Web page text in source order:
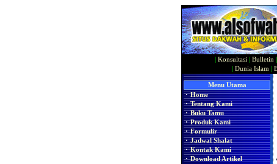
Konsultasi Bulletin
Dunia Islam
Menu Utama
· Home
· Tentang Kami
· Buku Tamu
· Produk Kami
· Formulir
· Jadwal Shalat
· Kontak Kami
· Download Artikel